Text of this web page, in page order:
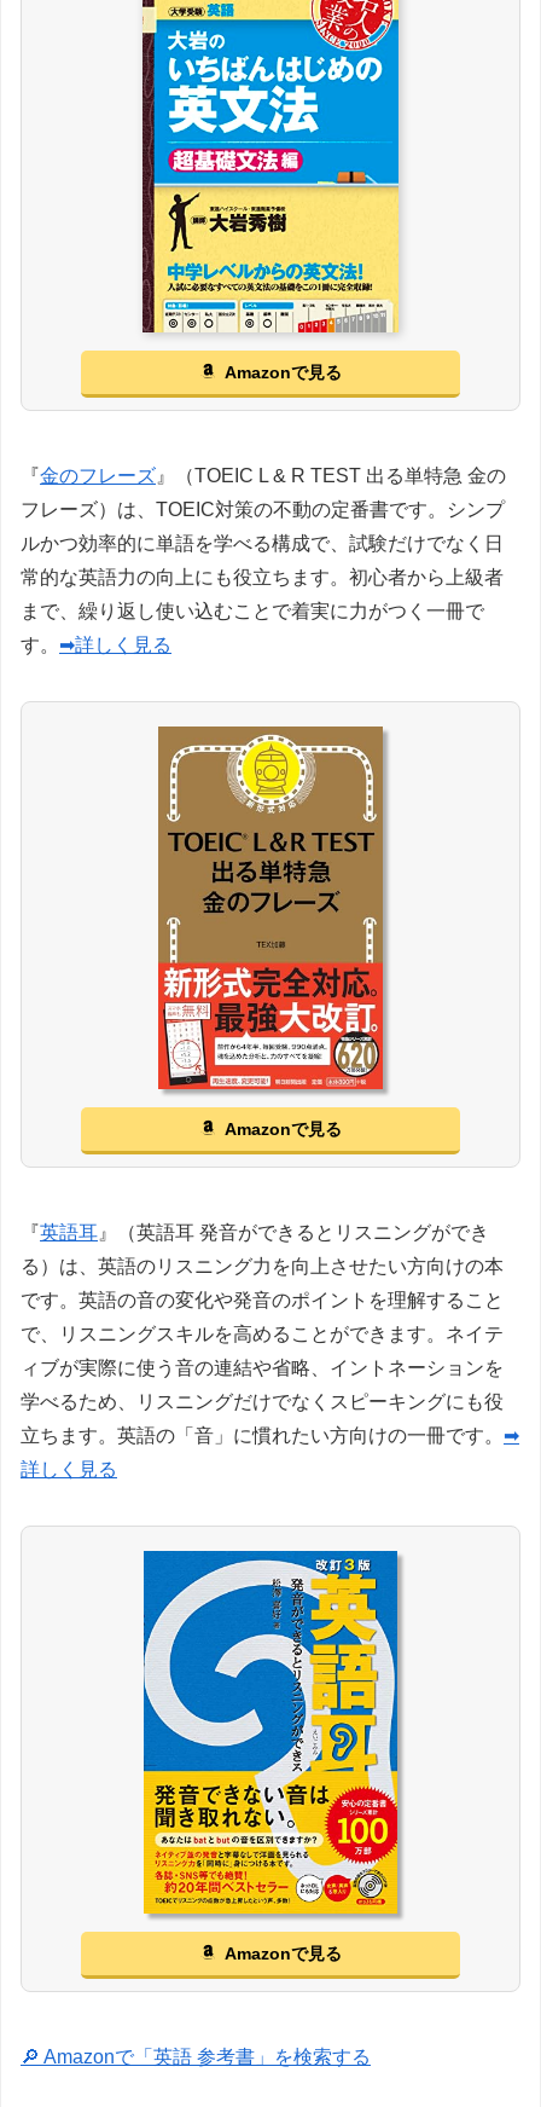
Amazonで見る
『金のフレーズ 』（TOEIC L & R TEST 出る単特急 金の
フレーズ）は、TOEIC対策の不動の定番書です。シンプ
ルかつ効率的に単語を学べる構成で、試験だけでなく日
常的な英語力の向上にも役立ちます。初心者から上級者
まで、繰り返し使い込むことで着実に力がつく一冊で
す。 ➡詳しく見る
Amazonで見る
『英語耳 』（英語耳 発音ができるとリスニングができ
る）は、英語のリスニング力を向上させたい方向けの本
です。英語の音の変化や発音のポイントを理解すること
で、リスニングスキルを高めることができます。ネイテ
ィブが実際に使う音の連結や省略、イントネーションを
学べるため、リスニングだけでなくスピーキングにも役
立ちます。英語の「音」に慣れたい方向けの一冊です。 ➡
詳しく見る
Amazonで見る
🔎 Amazonで「英語 参考書」を検索する